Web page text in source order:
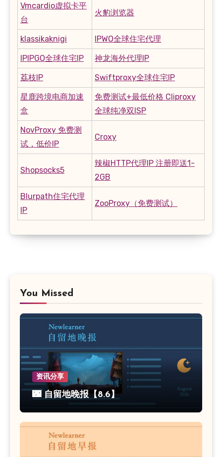
Vmcardio虚拟卡平
台
火豹浏览器
klassikaknigi IPWO全球住宅代理
IPIPGO全球住宅IP 神龙海外代理IP
荔枝IP Swiftproxy全球住宅IP
星鹿跨境电商加速
盒
免费测试+最低价格 Cliproxy
全球纯净双ISP
NovProxy 免费测
试，低价IP
Croxy
Shopsocks5
辣椒HTTP代理IP 注册即送1-
2GB
Blurpath住宅代理
IP
ZooProxy（免费测试）
You Missed
资讯分享
🌃 自留地晚报【8.6】